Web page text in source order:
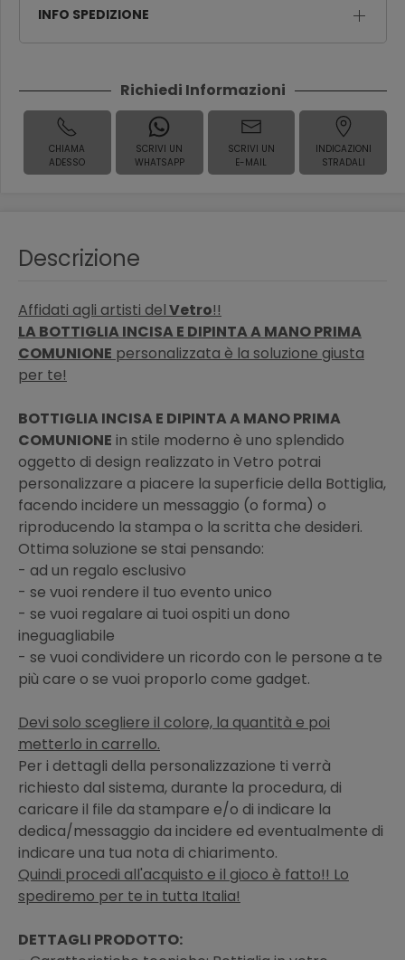
INFO SPEDIZIONE
Richiedi Informazioni
CHIAMA
ADESSO
SCRIVI UN
WHATSAPP
SCRIVI UN
E-MAIL
INDICAZIONI
STRADALI
Descrizione
Affidati agli artisti delVetro!!
LA BOTTIGLIA INCISA E DIPINTA A MANO PRIMA
COMUNIONE personalizzata è la soluzione giusta
per te!
BOTTIGLIA INCISA E DIPINTA A MANO PRIMA
COMUNIONE in stile moderno è uno splendido
oggetto di design realizzato in Vetro potrai
personalizzare a piacere la superficie della Bottiglia,
facendo incidere un messaggio (o forma) o
riproducendo la stampa o la scritta che desideri.
Ottima soluzione se stai pensando:
- ad un regalo esclusivo
- se vuoi rendere il tuo evento unico
- se vuoi regalare ai tuoi ospiti un dono
ineguagliabile
- se vuoi condividere un ricordo con le persone a te
più care o se vuoi proporlo come gadget.
Devi solo scegliere il colore, la quantità e poi
metterlo in carrello.
Per i dettagli della personalizzazione ti verrà
richiesto dal sistema, durante la procedura, di
caricare il file da stampare e/o di indicare la
dedica/messaggio da incidere ed eventualmente di
indicare una tua nota di chiarimento.
Quindi procedi all'acquisto e il gioco è fatto!! Lo
spediremo per te in tutta Italia!
DETTAGLI PRODOTTO: